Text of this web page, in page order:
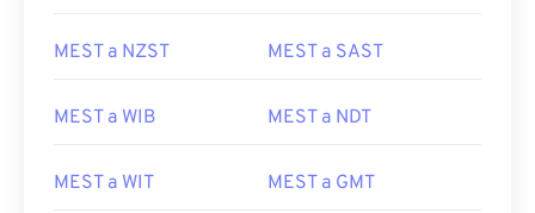
MEST a NZST MEST a SAST
MEST a WIB MEST a NDT
MEST a WIT MEST a GMT